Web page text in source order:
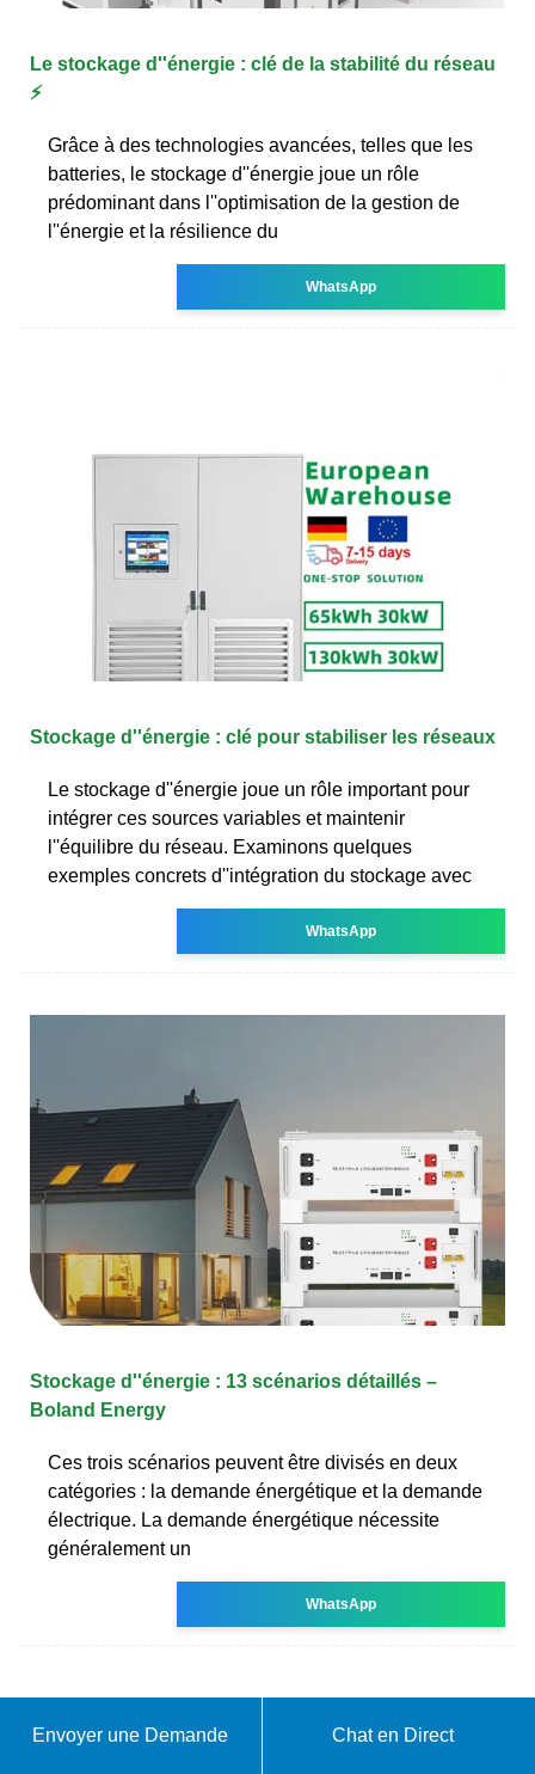
Le stockage d''énergie : clé de la stabilité du réseau
⚡
Grâce à des technologies avancées, telles que les
batteries, le stockage d''énergie joue un rôle
prédominant dans l''optimisation de la gestion de
l''énergie et la résilience du
WhatsApp
Stockage d''énergie : clé pour stabiliser les réseaux
Le stockage d''énergie joue un rôle important pour
intégrer ces sources variables et maintenir
l''équilibre du réseau. Examinons quelques
exemples concrets d''intégration du stockage avec
WhatsApp
Stockage d''énergie : 13 scénarios détaillés –
Boland Energy
Ces trois scénarios peuvent être divisés en deux
catégories : la demande énergétique et la demande
électrique. La demande énergétique nécessite
généralement un
WhatsApp
Envoyer une Demande Chat en Direct